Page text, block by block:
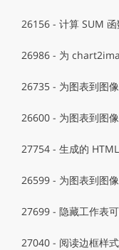
26156 - 计算 SUM
26986 - 为
26735 - 为图表到图
26600 - 为图表到图
27754 - 生成的
26599 - 为图表到图
27699 - 隐藏工作表
27040 - 阅读边框样